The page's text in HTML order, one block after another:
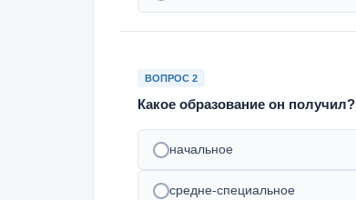
ВОПРОС 2
Какое образование он получил?
начальное
средне-специальное